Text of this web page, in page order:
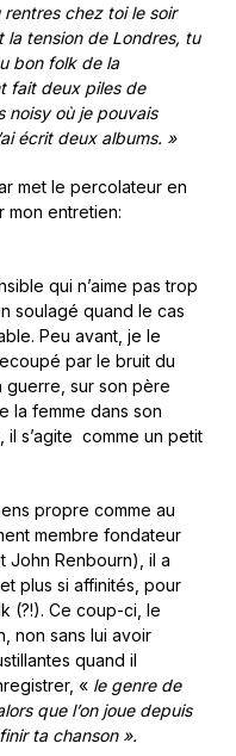
rentres chez toi le soir
tension de Londres, tu
bon folk de la
fait deux piles de
noisy où je pouvais
écrit deux albums. »
met le percolateur en
mon entretien:
qui n’aime pas trop
soulagé quand le cas
Peu avant, je le
par le bruit du
guerre, sur son père
la femme dans son
s’agite comme un petit
propre comme au
membre fondateur
John Renbourn), il a
plus si affinités, pour
(?!). Ce coup-ci, le
non sans lui avoir
quand il
« le genre de
que l’on joue depuis
ta chanson ».